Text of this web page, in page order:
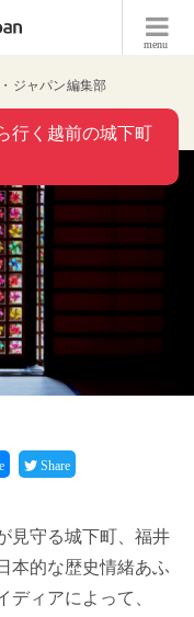
menu
ジャパン編集部
行く越前の城下町
Share
見守る城下町、福井
本的な歴史情緒あふ
ディアによって、